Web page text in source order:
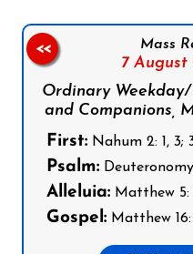
Mass
7 August
Ordinary
and Companions,
First: Nahum 2: 1, 3;
Psalm:
Alleluia: Matthew 5:
Gospel: Matthew
<<